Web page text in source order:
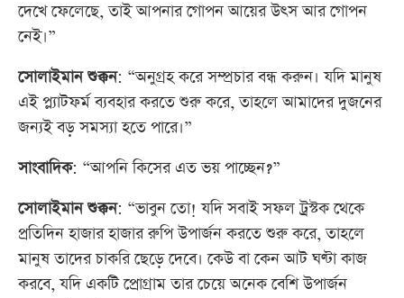
দেখে ফেলেছে, তাই আপনার গোপন আয়ের উৎস আর গোপন
নেই।”
সোলাইমান শুক্কন: “অনুগ্রহ করে সম্প্রচার বন্ধ করুন। যদি মানুষ
এই প্ল্যাটফর্ম ব্যবহার করতে শুরু করে, তাহলে আমাদের দুজনের
জন্যই বড় সমস্যা হতে পারে।”
সাংবাদিক: “আপনি কিসের এত ভয় পাচ্ছেন?”
সোলাইমান শুক্কন: “ভাবুন তো! যদি সবাই সফল ট্রস্টক থেকে
প্রতিদিন হাজার হাজার রুপি উপার্জন করতে শুরু করে, তাহলে
মানুষ তাদের চাকরি ছেড়ে দেবে। কেউ বা কেন আট ঘণ্টা কাজ
করবে, যদি একটি প্রোগ্রাম তার চেয়ে অনেক বেশি উপার্জন